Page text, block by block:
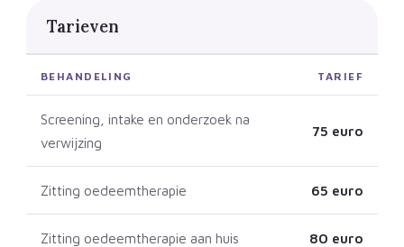
Tarieven
BEHANDELING TARIEF
Screening, intake en onderzoek na
verwijzing
75 euro
Zitting oedeemtherapie 65 euro
Zitting oedeemtherapie aan huis 80 euro